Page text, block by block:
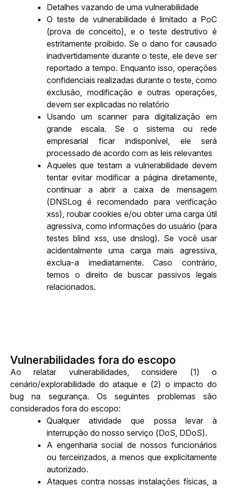
Detalhes vazando de uma vulnerabilidade
O teste de vulnerabilidade é limitado a PoC
(prova de conceito), e o teste destrutivo é
estritamente proibido. Se o dano for causado
inadvertidamente durante o teste, ele deve ser
reportado a tempo. Enquanto isso, operações
confidenciais realizadas durante o teste, como
exclusão, modificação e outras operações,
devem ser explicadas no relatório
Usando um scanner para digitalização em
grande escala. Se o sistema ou rede
empresarial ficar indisponível, ele será
processado de acordo com as leis relevantes
Aqueles que testam a vulnerabilidade devem
tentar evitar modificar a página diretamente,
continuar a abrir a caixa de mensagem
(DNSLog é recomendado para verificação
xss), roubar cookies e/ou obter uma carga útil
agressiva, como informações do usuário (para
testes blind xss, use dnslog). Se você usar
acidentalmente uma carga mais agressiva,
exclua-a imediatamente. Caso contrário,
temos o direito de buscar passivos legais
relacionados.
Vulnerabilidades fora do escopo
Ao relatar vulnerabilidades, considere (1) o
cenário/explorabilidade do ataque e (2) o impacto do
bug na segurança. Os seguintes problemas são
considerados fora do escopo:
Qualquer atividade que possa levar à
interrupção do nosso serviço (DoS, DDoS).
A engenharia social de nossos funcionários
ou terceirizados, a menos que explicitamente
autorizado.
Ataques contra nossas instalações físicas, a